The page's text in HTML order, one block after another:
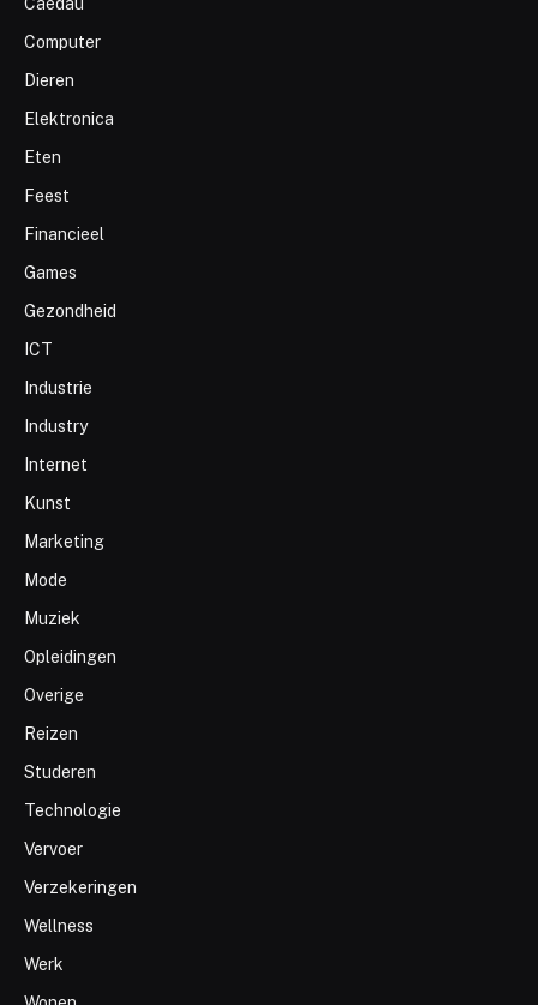
Computer
Dieren
Elektronica
Eten
Feest
Financieel
Games
Gezondheid
ICT
Industrie
Industry
Internet
Kunst
Marketing
Mode
Muziek
Opleidingen
Overige
Reizen
Studeren
Technologie
Vervoer
Verzekeringen
Wellness
Werk